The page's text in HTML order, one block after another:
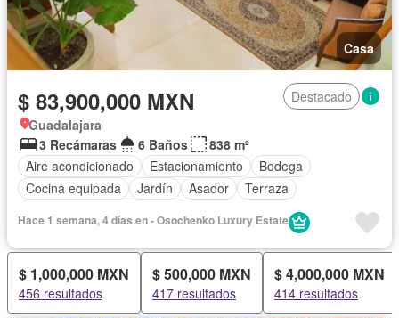
Casa
$ 83,900,000 MXN
Destacado
Guadalajara
3 Recámaras
6 Baños
838 m²
Aire acondicionado
Estacionamiento
Bodega
Cocina equipada
Jardín Asador
Terraza
Hace 1 semana, 4 días en - Osochenko Luxury Estate
$ 1,000,000 MXN
456 resultados
$ 500,000 MXN
417 resultados
$ 4,000,000 MXN
414 resultados